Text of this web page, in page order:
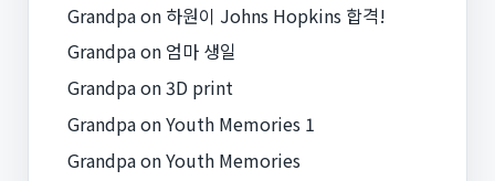
Grandpaon 하원이 Johns Hopkins 합격!
Grandpaon 엄마 생일
Grandpaon3D print
GrandpaonYouth Memories 1
GrandpaonYouth Memories